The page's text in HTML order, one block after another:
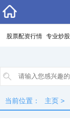
股票配资行情 专业炒股
当前位置： 主页 >